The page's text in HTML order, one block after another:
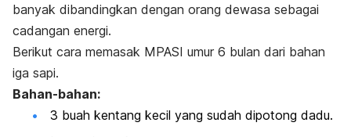
banyak dibandingkan dengan orang dewasa sebagai
cadangan energi.
Berikut cara memasak MPASI umur 6 bulan dari bahan
iga sapi.
Bahan-bahan:
3 buah kentang kecil yang sudah dipotong dadu.